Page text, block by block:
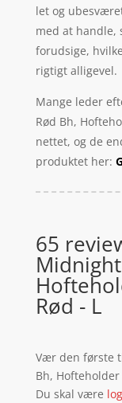
let og
med at handle,
forudsige,
rigtigt alligevel.
Mange leder
Rød Bh,
nettet, og de
produktet her:
65
Rød - L
Vær den første
Bh, Hofteholder
Du skal være